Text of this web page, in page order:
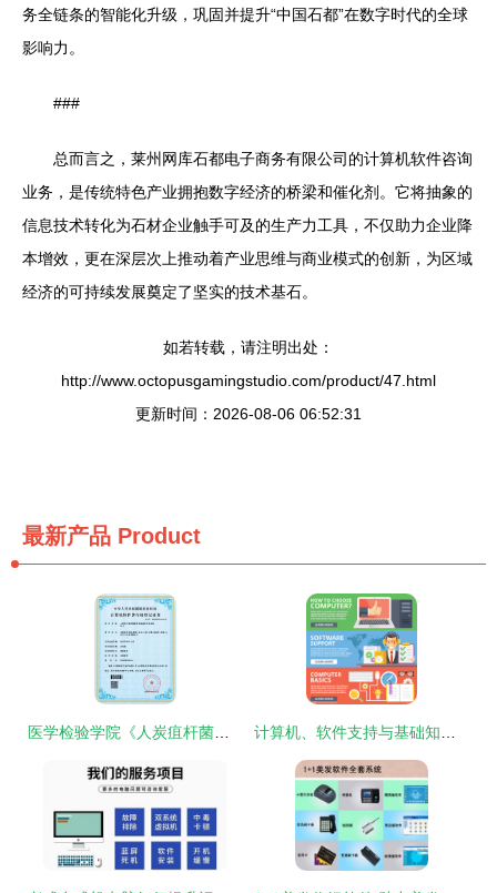
务全链条的智能化升级，巩固并提升“中国石都”在数字时代的全球
影响力。
###
总而言之，莱州网库石都电子商务有限公司的计算机软件咨询
业务，是传统特色产业拥抱数字经济的桥梁和催化剂。它将抽象的
信息技术转化为石材企业触手可及的生产力工具，不仅助力企业降
本增效，更在深层次上推动着产业思维与商业模式的创新，为区域
经济的可持续发展奠定了坚实的技术基石。
如若转载，请注明出处：
http://www.octopusgamingstudio.com/product/47.html
更新时间：2026-08-06 06:52:31
最新产品 Product